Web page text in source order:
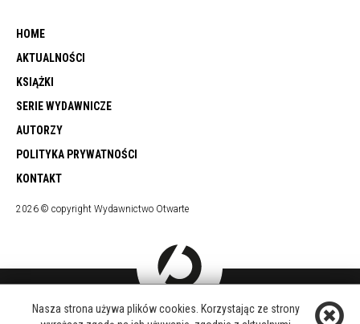
HOME
AKTUALNOŚCI
KSIĄŻKI
SERIE WYDAWNICZE
AUTORZY
POLITYKA PRYWATNOŚCI
KONTAKT
2026 © copyright Wydawnictwo Otwarte
DOŁĄCZ DO NAS
Nasza strona używa plików cookies. Korzystając ze strony